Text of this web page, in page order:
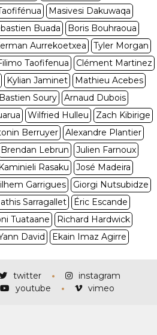
Masivesi Dakuwaqa
Buada
Boris Bouhraoua
Aurrekoetxea
Tyler Morgan
Taofifenua
Clément Martinez
Kylian Jaminet
Mathieu Acebes
Bastien Soury
Arnaud Dubois
Wilfried Hulleu
Zach Kibirige
Berruyer
Alexandre Plantier
Brendan Lebrun
Julien Farnoux
Kaminieli Rasaku
José Madeira
Garrigues
Giorgi Nutsubidze
Sarragallet
Éric Escande
Tuataane
Richard Hardwick
David Ekain Imaz Agirre
twitter
instagram
youtube vimeo